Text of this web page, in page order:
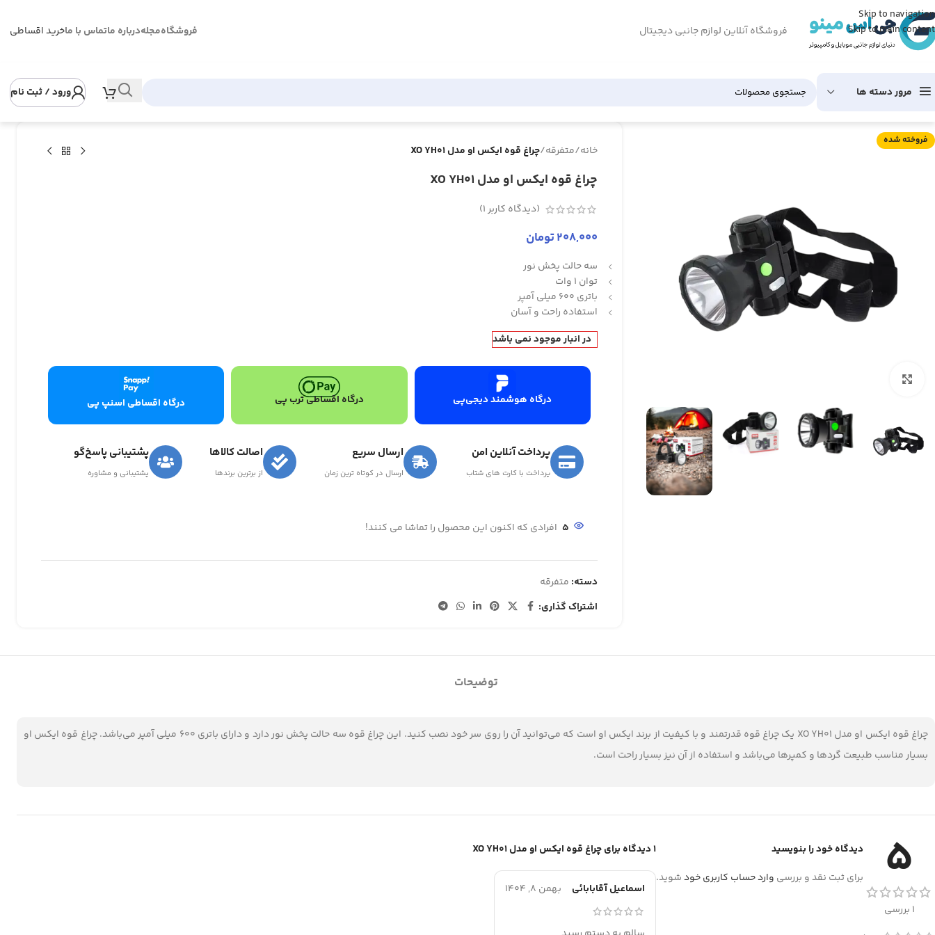
Skip to navigation
Skip to main content
فروشگاه آنلاین لوازم جانبی دیجیتال فروشگاهمجلهدرباره ماتماس با ماخرید اقساطی
مرور دسته ها ورود / ثبت نام
فروخته شده
خانه/متفرقه/چراغ قوه ایکس او مدل XO YH01
چراغ قوه ایکس او مدل XO YH01
(دیدگاه کاربر1
)
208,000تومان
سه حالت پخش نور
توان 1 وات
باتری 600 میلی آمپر
استفاده راحت و آسان
در انبار موجود نمی باشد
درگاه هوشمند دیجی‌پی درگاه اقساطی ترب پی درگاه اقساطی اسنپ پی
پرداخت آنلاین امن
پرداخت با کارت های شتاب
ارسال سریع
ارسال در کوتاه ترین زمان
اصالت کالاها
از برترین برندها
پشتیبانی پاسخ‌گو
پشتیبانی و مشاوره
5 افرادی که اکنون این محصول را تماشا می کنند!
دسته: متفرقه
اشتراک گذاری:
توضیحات
چراغ قوه ایکس او مدل XO YH01 یک چراغ قوه قدرتمند و با کیفیت از برند ایکس او است که می‌توانید آن را روی سر خود نصب کنید. این چراغ قوه سه حالت پخش نور دارد و دارای باتری 600 میلی آمپر می‌باشد. چراغ قوه ایکس او
بسیار مناسب طبیعت گردها و کمپرها می‌باشد و استفاده از آن نیز بسیار راحت است.
5
1 بررسی
1 دیدگاه برای چراغ قوه ایکس او مدل XO YH01
اسماعیل آقابابائی بهمن 8, 1404
دیدگاه خود را بنویسید
برای ثبت نقد و بررسی وارد حساب کاربری خودشوید.